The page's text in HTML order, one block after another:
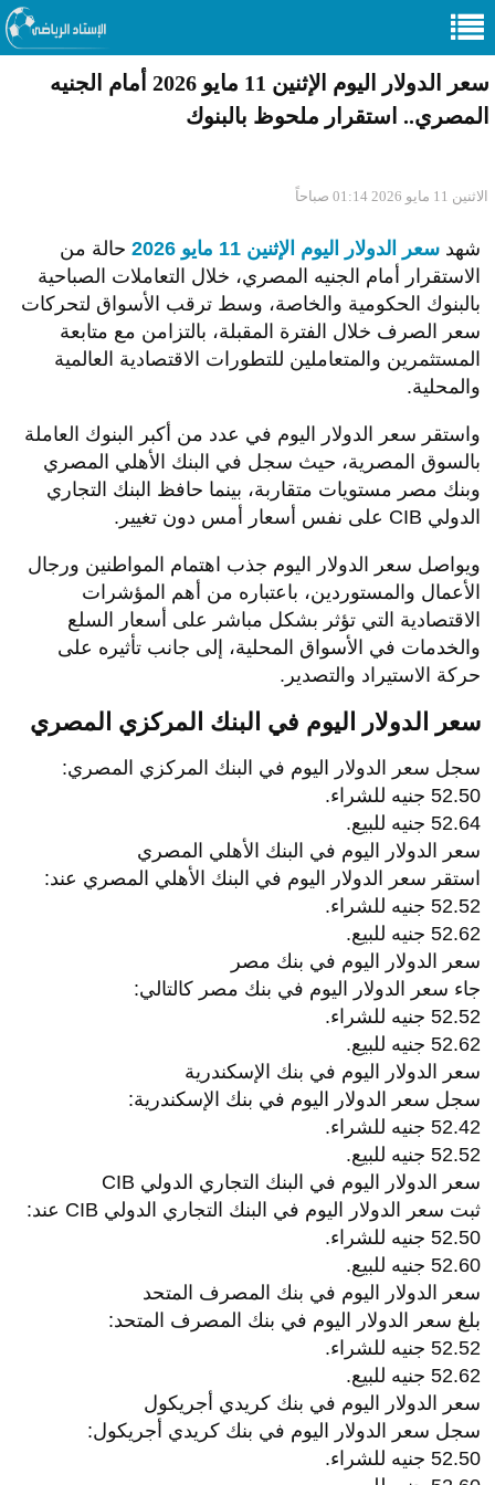
سعر الدولار اليوم الإثنين 11 مايو 2026 أمام الجنيه
المصري.. استقرار ملحوظ بالبنوك
الاثنين 11 مايو 2026 01:14 صباحاً
شهد سعر الدولار اليوم الإثنين 11 مايو 2026
حالة من
الاستقرار أمام الجنيه المصري، خلال التعاملات الصباحية
بالبنوك الحكومية والخاصة، وسط ترقب الأسواق لتحركات
سعر الصرف خلال الفترة المقبلة، بالتزامن مع متابعة
المستثمرين والمتعاملين للتطورات الاقتصادية العالمية
والمحلية.
واستقر سعر الدولار اليوم في عدد من أكبر البنوك العاملة
بالسوق المصرية، حيث سجل في البنك الأهلي المصري
وبنك مصر مستويات متقاربة، بينما حافظ البنك التجاري
الدولي CIB على نفس أسعار أمس دون تغيير.
ويواصل سعر الدولار اليوم جذب اهتمام المواطنين ورجال
الأعمال والمستوردين، باعتباره من أهم المؤشرات
الاقتصادية التي تؤثر بشكل مباشر على أسعار السلع
والخدمات في الأسواق المحلية، إلى جانب تأثيره على
حركة الاستيراد والتصدير.
سعر الدولار اليوم في البنك المركزي المصري
سجل سعر الدولار اليوم في البنك المركزي المصري:
52.50 جنيه للشراء.
52.64 جنيه للبيع.
سعر الدولار اليوم في البنك الأهلي المصري
استقر سعر الدولار اليوم في البنك الأهلي المصري عند:
52.52 جنيه للشراء.
52.62 جنيه للبيع.
سعر الدولار اليوم في بنك مصر
جاء سعر الدولار اليوم في بنك مصر كالتالي:
52.52 جنيه للشراء.
52.62 جنيه للبيع.
سعر الدولار اليوم في بنك الإسكندرية
سجل سعر الدولار اليوم في بنك الإسكندرية:
52.42 جنيه للشراء.
52.52 جنيه للبيع.
سعر الدولار اليوم في البنك التجاري الدولي CIB
ثبت سعر الدولار اليوم في البنك التجاري الدولي CIB عند:
52.50 جنيه للشراء.
52.60 جنيه للبيع.
سعر الدولار اليوم في بنك المصرف المتحد
بلغ سعر الدولار اليوم في بنك المصرف المتحد:
52.52 جنيه للشراء.
52.62 جنيه للبيع.
سعر الدولار اليوم في بنك كريدي أجريكول
سجل سعر الدولار اليوم في بنك كريدي أجريكول:
52.50 جنيه للشراء.